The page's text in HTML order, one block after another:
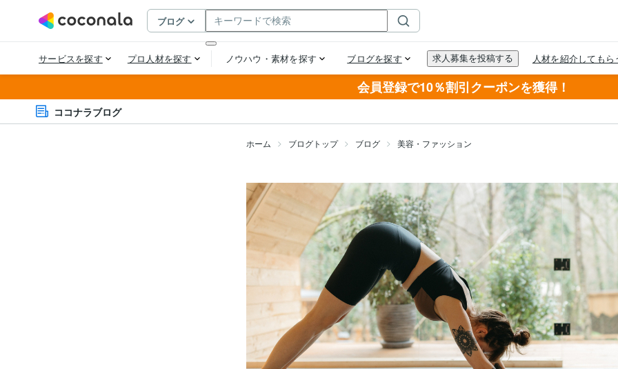
会員登録で10％割引クーポンを獲得！
ココナラブログ
ホーム ブログトップ ブログ 美容・ファッション